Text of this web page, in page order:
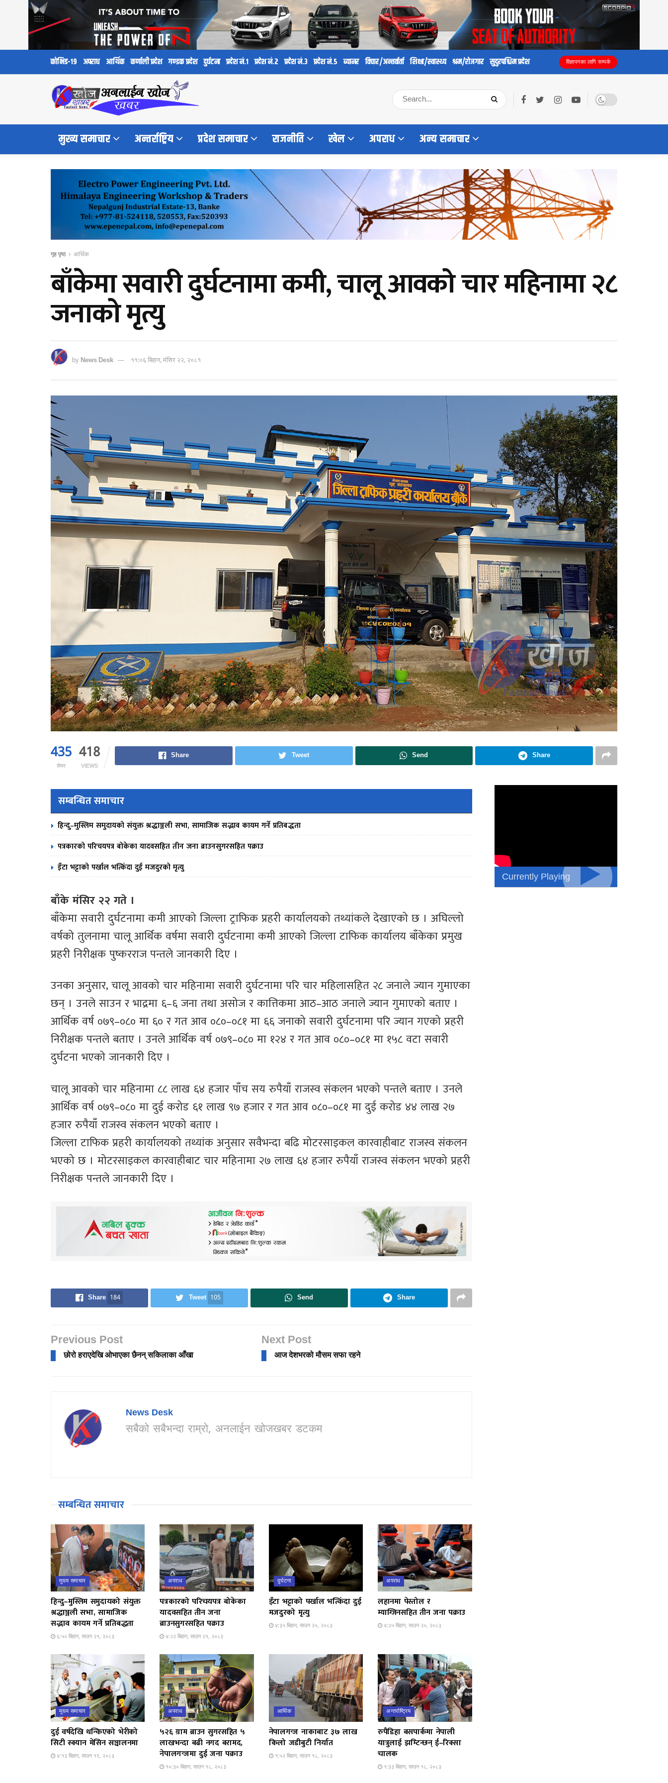
कोभिड-१९ अपराध आर्थिक कर्णाली प्रदेश गण्डक प्रदेश दुर्घटना प्रदेश नं.१ प्रदेश नं.२ प्रदेश नं.३ प्रदेश नं.५ ब्यानर विचार/अन्तर्वार्ता शिक्षा/स्वास्थ्य श्रम/रोजगार सुदुरपश्चिम प्रदेश विज्ञापनका लागि सम्पर्क
मुख्य समाचार अन्तर्राष्ट्रिय प्रदेश समाचार राजनीति खेल अपराध अन्य समाचार
गृह पृष्ठ आर्थिक
बाँकेमा सवारी दुर्घटनामा कमी, चालू आवको चार महिनामा २८
जनाको मृत्यु
byNews Desk ११:०६ बिहान, मंसिर २२, २०८१
435
सेयर
418
VIEWS
Share Tweet Send Share
सम्बन्धित समाचार
हिन्दु–मुस्लिम समुदायको संयुक्त श्रद्धाञ्जली सभा, सामाजिक सद्भाव कायम गर्ने प्रतिबद्धता
पत्रकारको परिचयपत्र बोकेका यादवसहित तीन जना ब्राउनसुगरसहित पक्राउ
इँटा भट्टाको पर्खाल भत्किँदा दुई मजदुरको मृत्यु
बाँके मंसिर २२ गते ।
बाँकेमा सवारी दुर्घटनामा कमी आएको जिल्ला ट्राफिक प्रहरी कार्यालयको तथ्यांकले देखाएको छ । अघिल्लो
वर्षको तुलनामा चालू आर्थिक वर्षमा सवारी दुर्घटनामा कमी आएको जिल्ला टाफिक कार्यालय बाँकेका प्रमुख
प्रहरी निरीक्षक पुष्करराज पन्तले जानकारी दिए ।
उनका अनुसार, चालू आवको चार महिनामा सवारी दुर्घटनामा परि चार महिलासहित २८ जनाले ज्यान गुमाएका
छन् । उनले साउन र भाद्रमा ६–६ जना तथा असोज र कात्तिकमा आठ–आठ जनाले ज्यान गुमाएको बताए ।
आर्थिक वर्ष ०७९–०८० मा ६० र गत आव ०८०–०८१ मा ६६ जनाको सवारी दुर्घटनामा परि ज्यान गएको प्रहरी
निरीक्षक पन्तले बताए । उनले आर्थिक वर्ष ०७९–०८० मा १२४ र गत आव ०८०–०८१ मा १५८ वटा सवारी
दुर्घटना भएको जानकारी दिए ।
चालू आवको चार महिनामा ८८ लाख ६४ हजार पाँच सय रुपैयाँ राजस्व संकलन भएको पन्तले बताए । उनले
आर्थिक वर्ष ०७९–०८० मा दुई करोड ६१ लाख ९७ हजार र गत आव ०८०–०८१ मा दुई करोड ४४ लाख २७
हजार रुपैयाँ राजस्व संकलन भएको बताए ।
जिल्ला टाफिक प्रहरी कार्यालयको तथ्यांक अनुसार सवैभन्दा बढि मोटरसाइकल कारवाहीबाट राजस्व संकलन
भएको छ । मोटरसाइकल कारवाहीबाट चार महिनामा २७ लाख ६४ हजार रुपैयाँ राजस्व संकलन भएको प्रहरी
निरीक्षक पन्तले जानकारी दिए ।
Share 184 Tweet 105 Send Share
Previous Post
छोरो हराएदेखि ओभाएका छैनन् सकिलाका आँखा
Next Post
आज देशभरको मौसम सफा रहने
News Desk
सबैको सबैभन्दा राम्रो, अनलाईन खोजखबर डटकम
सम्बन्धित समाचार
मुख्य समाचार
हिन्दु–मुस्लिम समुदायको संयुक्त
श्रद्धाञ्जली सभा, सामाजिक
सद्भाव कायम गर्ने प्रतिबद्धता
६:५० बिहान, साउन २१, २०८३
अपराध
पत्रकारको परिचयपत्र बोकेका
यादवसहित तीन जना
ब्राउनसुगरसहित पक्राउ
४:२२ बिहान, साउन २१, २०८३
दुर्घटना
इँटा भट्टाको पर्खाल भत्किँदा दुई
मजदुरको मृत्यु
४:३५ बिहान, साउन २०, २०८३
अपराध
लहानमा पेस्तोल र
म्याग्जिनसहित तीन जना पक्राउ
४:२५ बिहान, साउन २०, २०८३
मुख्य समाचार
दुई वर्षदेखि थन्किएको भेरीको
सिटी स्क्यान मेसिन सञ्चालनमा
४:१३ बिहान, साउन १९, २०८३
अपराध
५२६ ग्राम ब्राउन सुगरसहित ५
लाखभन्दा बढी नगद बरामद,
नेपालगन्जमा दुई जना पक्राउ
१०:३० बिहान, साउन १८, २०८३
आर्थिक
नेपालगन्ज नाकाबाट ३७ लाख
किलो जडीबुटी निर्यात
१:५२ बिहान, साउन १८, २०८३
अन्तर्राष्ट्रिय
रुपैडिहा बसपार्कमा नेपाली
यात्रुलाई झम्टिन्छन् ई–रिक्सा
चालक
१:३३ बिहान, साउन १८, २०८३
Currently Playing